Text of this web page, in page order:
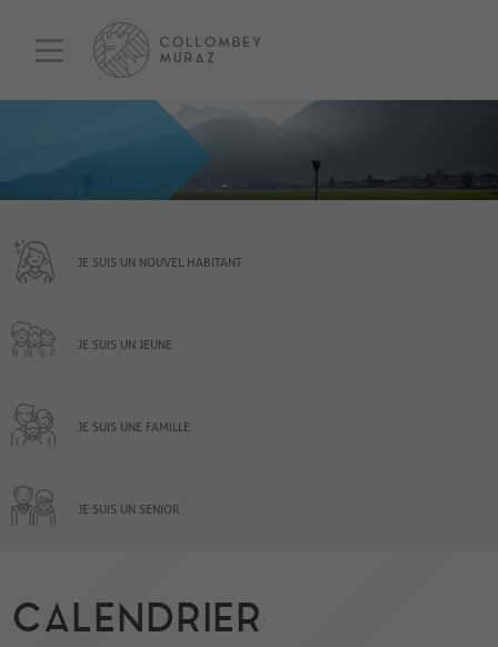
JE SUIS UN NOUVEL HABITANT
JE SUIS UN JEUNE
JE SUIS UNE FAMILLE
JE SUIS UN SENIOR
CALENDRIER